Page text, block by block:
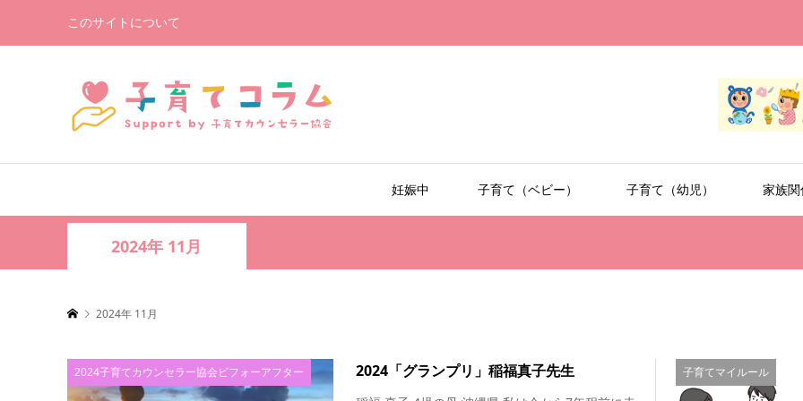
このサイトについて
妊娠中 子育て（ベビー） 子育て（幼児） 家族
2024年 11月
2024年 11月
2024子育てカウンセラー協会ビフォーアフター 2024「グランプリ」稲福真子先生 子育てマイルール